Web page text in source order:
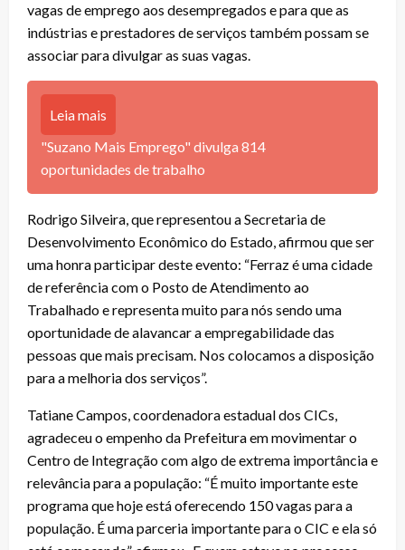
vagas de emprego aos desempregados e para que as
indústrias e prestadores de serviços também possam se
associar para divulgar as suas vagas.
Leia mais
"Suzano Mais Emprego" divulga 814
oportunidades de trabalho
Rodrigo Silveira, que representou a Secretaria de
Desenvolvimento Econômico do Estado, afirmou que ser
uma honra participar deste evento: “Ferraz é uma cidade
de referência com o Posto de Atendimento ao
Trabalhado e representa muito para nós sendo uma
oportunidade de alavancar a empregabilidade das
pessoas que mais precisam. Nos colocamos a disposição
para a melhoria dos serviços”.
Tatiane Campos, coordenadora estadual dos CICs,
agradeceu o empenho da Prefeitura em movimentar o
Centro de Integração com algo de extrema importância e
relevância para a população: “É muito importante este
programa que hoje está oferecendo 150 vagas para a
população. É uma parceria importante para o CIC e ela só